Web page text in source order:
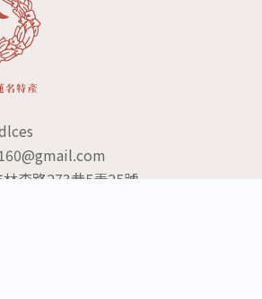
森路273巷5弄25號